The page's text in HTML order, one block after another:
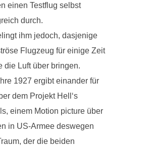
einen Testflug selbst
durch.
ihm jedoch, dasjenige
Flugzeug für einige Zeit
die Luft über bringen.
1927 ergibt einander für
dem Projekt Hell‘s
einem Motion picture über
in US-Armee deswegen
der die beiden